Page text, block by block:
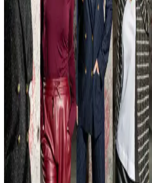
Finans sektöründe kadınlar için sportif ve şık
tişörtleriyle olgun kombinler ve soğuk
ayakkabı tercihleri ele alınıyor.
Yaz Aylarında İş Yerinde Tişörtü
Sokmadan Şık ve Rahat Giyinme
Yaz aylarında iş yerinde tişörtü pantolonun
isteyenler için gömlek kesimi, kumaş seçimi
gibi önemli detaylar profesyonel ve rahat
Bol Giysilerle Kum Saati Vücut
Dengeli Stil Önerileri
Kum saati vücut tipine sahipler için bol
görünmenin yolları, kumaş seçimi, bel
teknikleriyle anlatılıyor. Stil önerileriyle
görünüm sağlanabilir.